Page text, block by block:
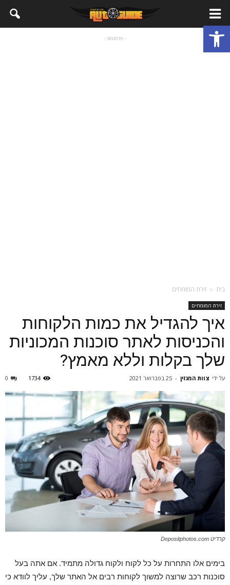
פתח סרגל נגישות - פרסומת -
בית זירת המומחים
זירת המומחים
איך להגדיל את כמות הלקוחות
והכניסות לאתר סוכנות המכוניות
שלך בקלות וללא מאמץ?
על ידי צוות המגזין - 25 בפברואר 2021 0 1734
קרדיט Depositphotos.com
בימים אלו התחרות על כל לקוח ולקוח גדולה מתמיד. אם אתה בעל
סוכנות רכב שרוצה למשוך לקוחות רבים אל האתר שלך, עליך לוודא כי